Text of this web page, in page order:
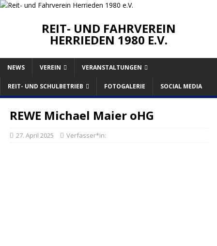
REIT- UND FAHRVEREIN
HERRIEDEN 1980 E.V.
NEWS VEREIN VERANSTALTUNGEN
REIT- UND SCHULBETRIEB FOTOGALERIE SOCIAL MEDIA
REWE Michael Maier oHG
27. April 2025 Verfasser*in: